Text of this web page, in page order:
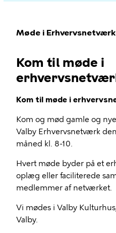
Møde i
Kom til møde i
Kom til møde i
Kom og mød gamle og
Valby Erhvervsnetværk
måned kl. 8-10.
Hvert møde byder på et
oplæg eller faciliterede
medlemmer af netværket.
Vi mødes i Valby
Valby.